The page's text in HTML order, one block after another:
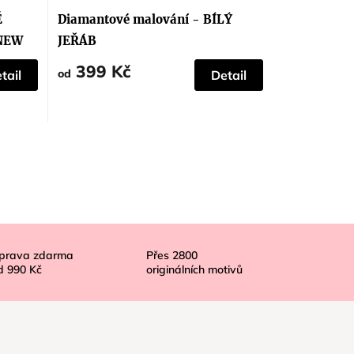
Diamantové malování - BÍLÝ
JEŘÁB
od 399 Kč Detail
zdarma
990 Kč
Přes 2800
originálních motivů